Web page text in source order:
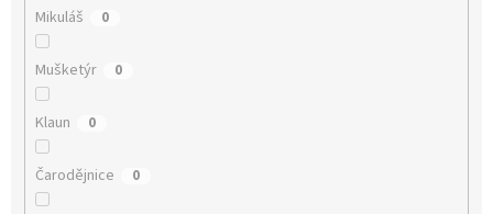
Mikuláš 0
Mušketýr 0
Klaun 0
Čarodějnice 0